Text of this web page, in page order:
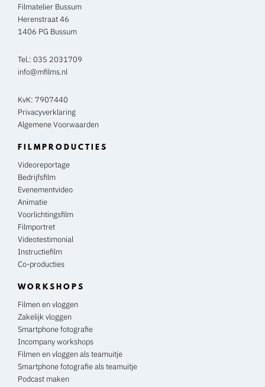
Filmatelier Bussum
Herenstraat 46
1406 PG Bussum
Tel.: 035 2031709
info@mfilms.nl
KvK: 7907440
Privacyverklaring
Algemene Voorwaarden
FILMPRODUCTIES
Videoreportage
Bedrijfsfilm
Evenementvideo
Animatie
Voorlichtingsfilm
Filmportret
Videotestimonial
Instructiefilm
Co-producties
WORKSHOPS
Filmen en vloggen
Zakelijk vloggen
Smartphone fotografie
Incompany workshops
Filmen en vloggen als teamuitje
Smartphone fotografie als teamuitje
Podcast maken